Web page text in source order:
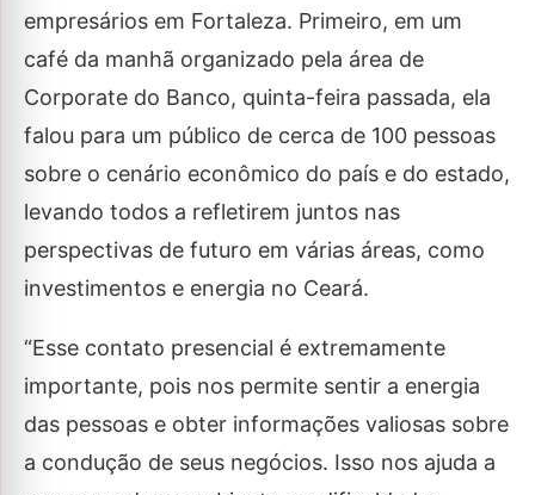
empresários em Fortaleza. Primeiro, em um
café da manhã organizado pela área de
Corporate do Banco, quinta-feira passada, ela
falou para um público de cerca de 100 pessoas
sobre o cenário econômico do país e do estado,
levando todos a refletirem juntos nas
perspectivas de futuro em várias áreas, como
investimentos e energia no Ceará.
“Esse contato presencial é extremamente
importante, pois nos permite sentir a energia
das pessoas e obter informações valiosas sobre
a condução de seus negócios. Isso nos ajuda a